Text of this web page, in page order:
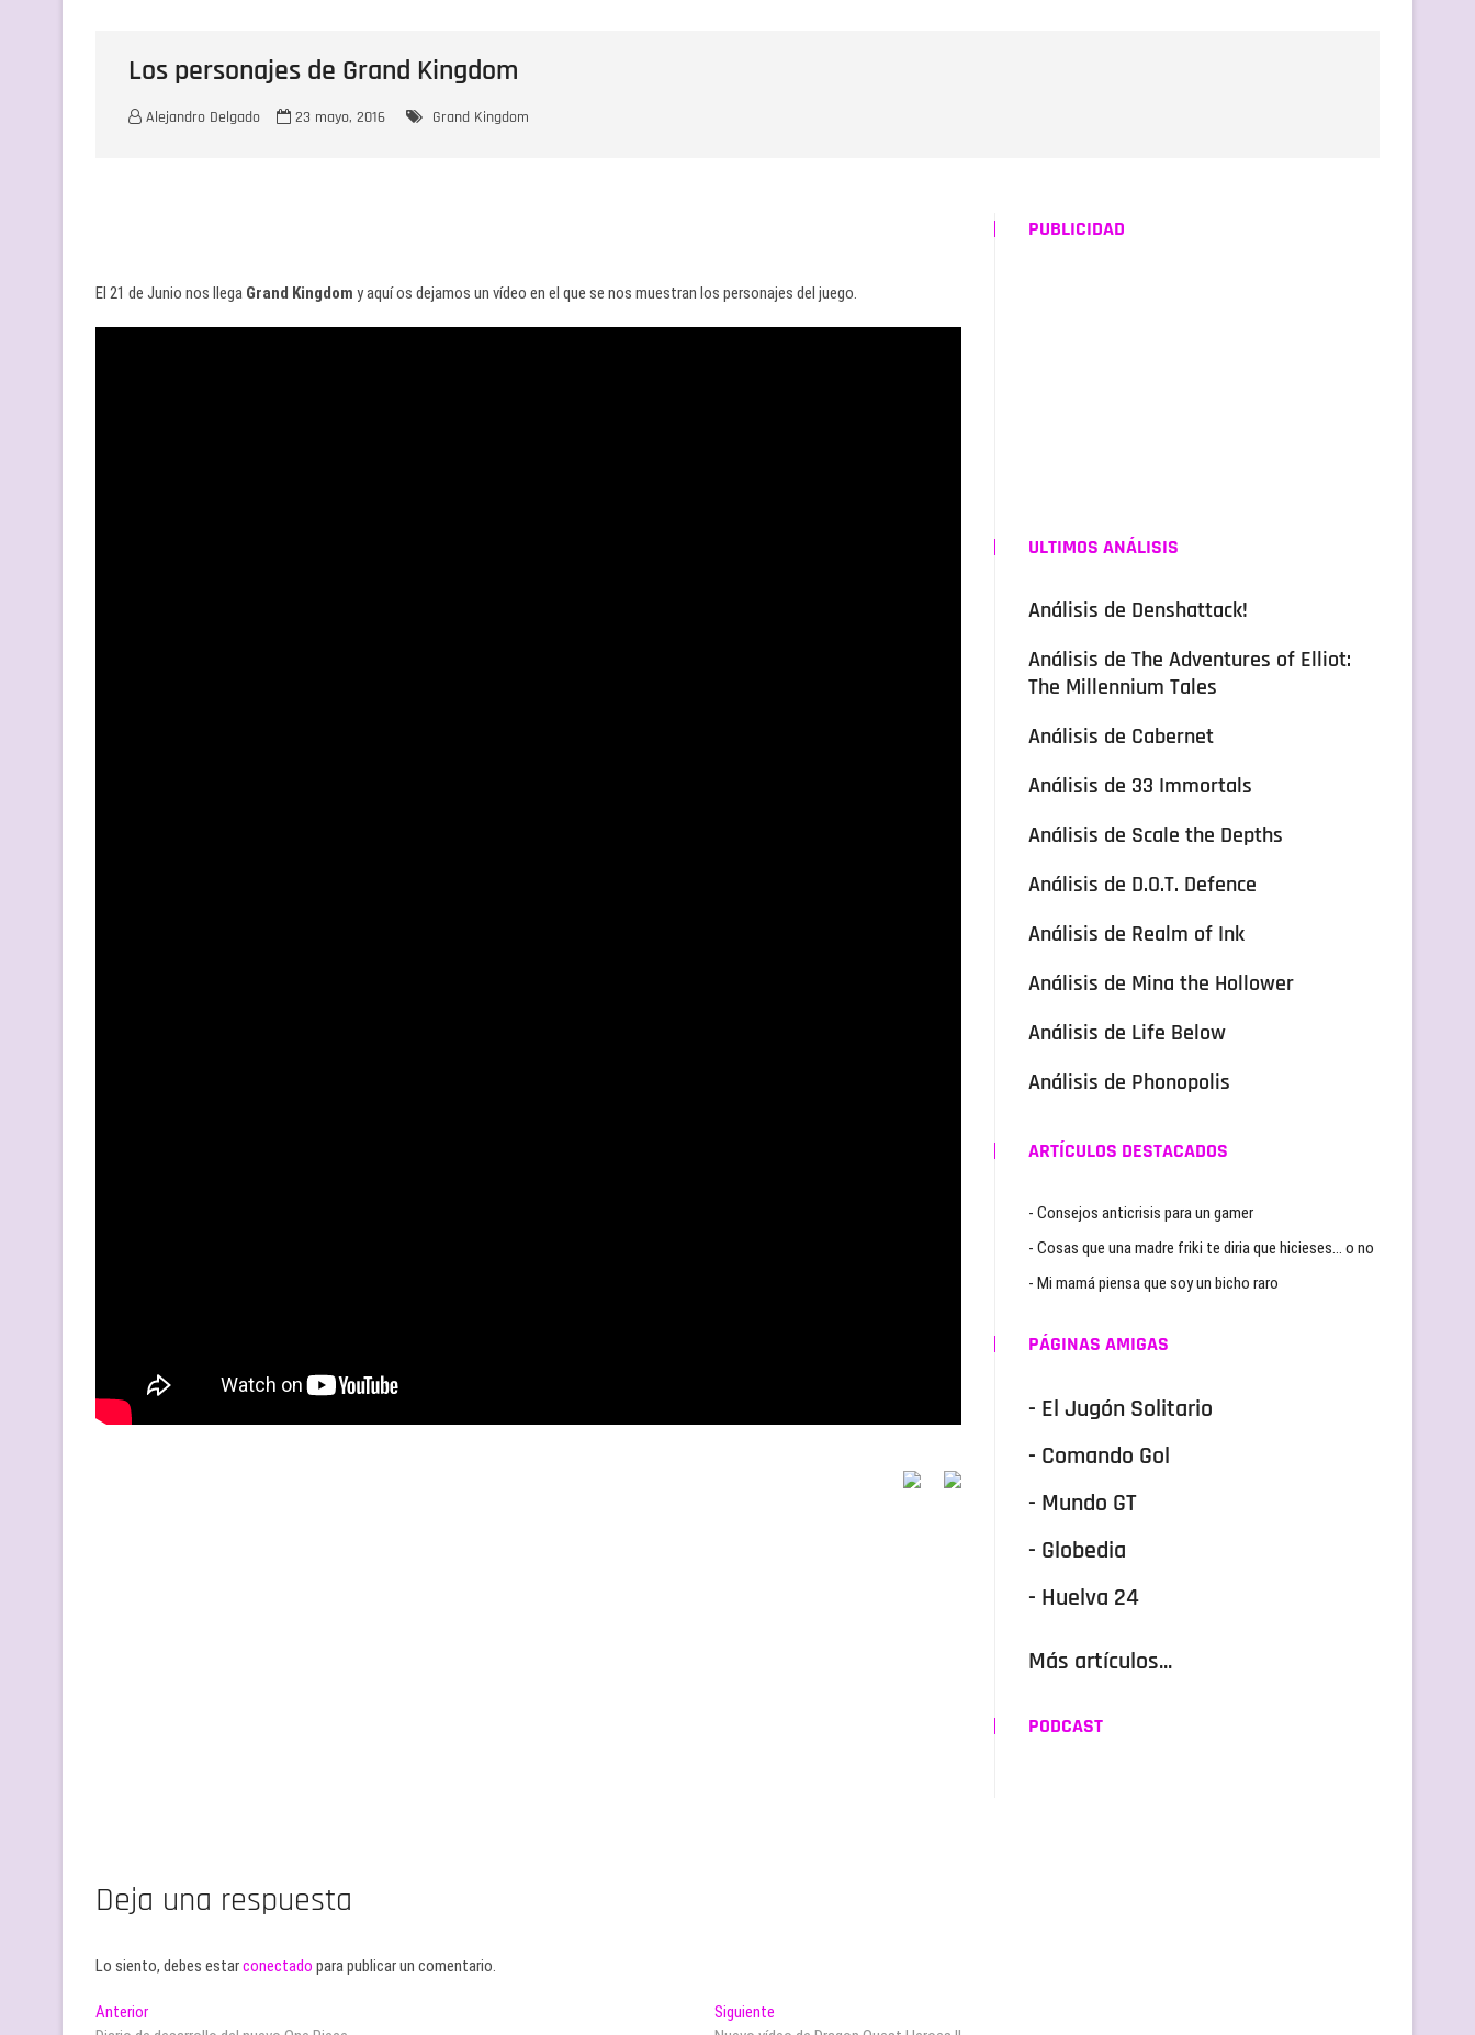
Los personajes de Grand Kingdom
Alejandro Delgado 23 mayo, 2016 Grand Kingdom
El 21 de Junio nos llega Grand Kingdom y aquí os dejamos un vídeo en el que se nos muestran los personajes del juego.
Deja una respuesta
Lo siento, debes estarconectado para publicar un comentario.
Navegación
AnteriorEntrada
Siguiente
PUBLICIDAD
ULTIMOS ANÁLISIS
Análisis de Denshattack!
Análisis de The Adventures of Elliot:
The Millennium Tales
Análisis de Cabernet
Análisis de 33 Immortals
Análisis de Scale the Depths
Análisis de D.O.T. Defence
Análisis de Realm of Ink
Análisis de Mina the Hollower
Análisis de Life Below
Análisis de Phonopolis
ARTÍCULOS DESTACADOS
- Consejos anticrisis para un gamer
- Cosas que una madre friki te diria que hicieses… o no
- Mi mamá piensa que soy un bicho raro
PÁGINAS AMIGAS
- El Jugón Solitario
- Comando Gol
- Mundo GT
- Globedia
- Huelva 24
Más artículos...
PODCAST